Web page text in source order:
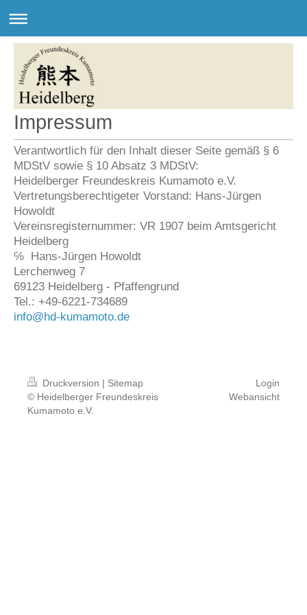
Impressum
Verantwortlich für den Inhalt dieser Seite gemäß § 6
MDStV sowie § 10 Absatz 3 MDStV:
Heidelberger Freundeskreis Kumamoto e.V.
Vertretungsberechtigeter Vorstand: Hans-Jürgen
Howoldt
Vereinsregisternummer: VR 1907 beim Amtsgericht
Heidelberg
℅ Hans-Jürgen Howoldt
Lerchenweg 7
69123 Heidelberg - Pfaffengrund
Tel.: +49-6221-734689
info@hd-kumamoto.de
Druckversion | Sitemap
© Heidelberger Freundeskreis
Kumamoto e.V.
Login
Webansicht